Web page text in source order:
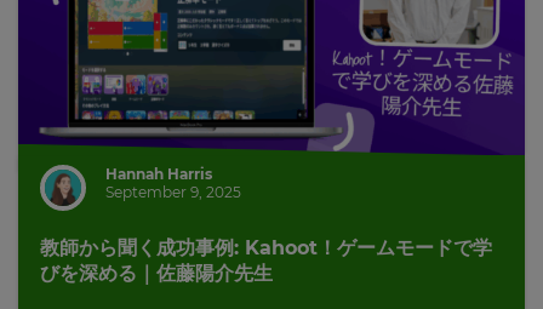
Hannah Harris
September 9, 2025
教師から聞く成功事例: Kahoot！ゲームモードで学
びを深める｜佐藤陽介先生